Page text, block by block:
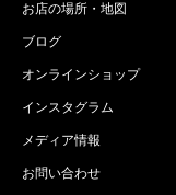
お店の場所・地図
ブログ
オンラインショップ
インスタグラム
メディア情報
お問い合わせ